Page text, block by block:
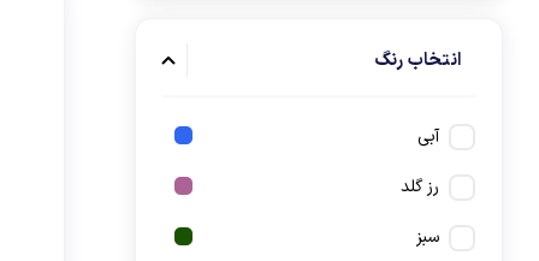
انتخاب رنگ
آبی
رز گلد
سبز